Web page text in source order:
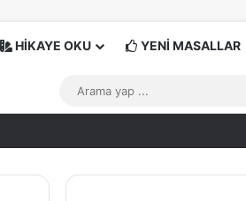
HİKAYE OKU YENİ MASALLAR